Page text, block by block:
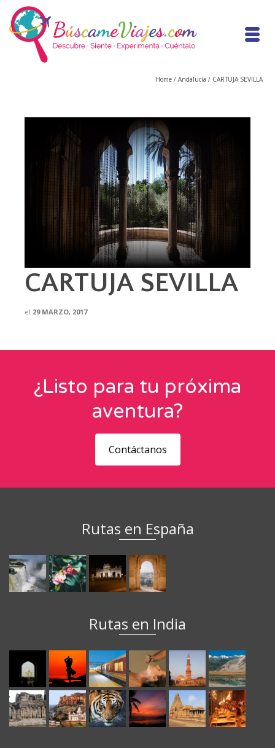
Home / Andalucía / CARTUJA SEVILLA
CARTUJA SEVILLA
el 29 MARZO, 2017
¿Listo para tu próxima
aventura?
Contáctanos
Rutas en España
Rutas en India